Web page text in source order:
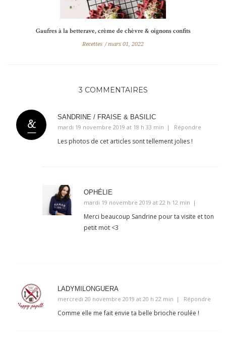
Gaufres à la betterave, crème de chèvre & oignons confits
Recettes mars 01, 2022
3 COMMENTAIRES
SANDRINE / FRAISE & BASILIC
mardi 19 novembre 2019 at 18 h 33 min
Répondre
Les photos de cet articles sont tellement jolies !
OPHÉLIE
mardi 19 novembre 2019 at 22 h 12 min
Merci beaucoup Sandrine pour ta visite et ton
petit mot <3
LADYMILONGUERA
mercredi 20 novembre 2019 at 20 h 22 min
Répondre
Comme elle me fait envie ta belle brioche roulée !